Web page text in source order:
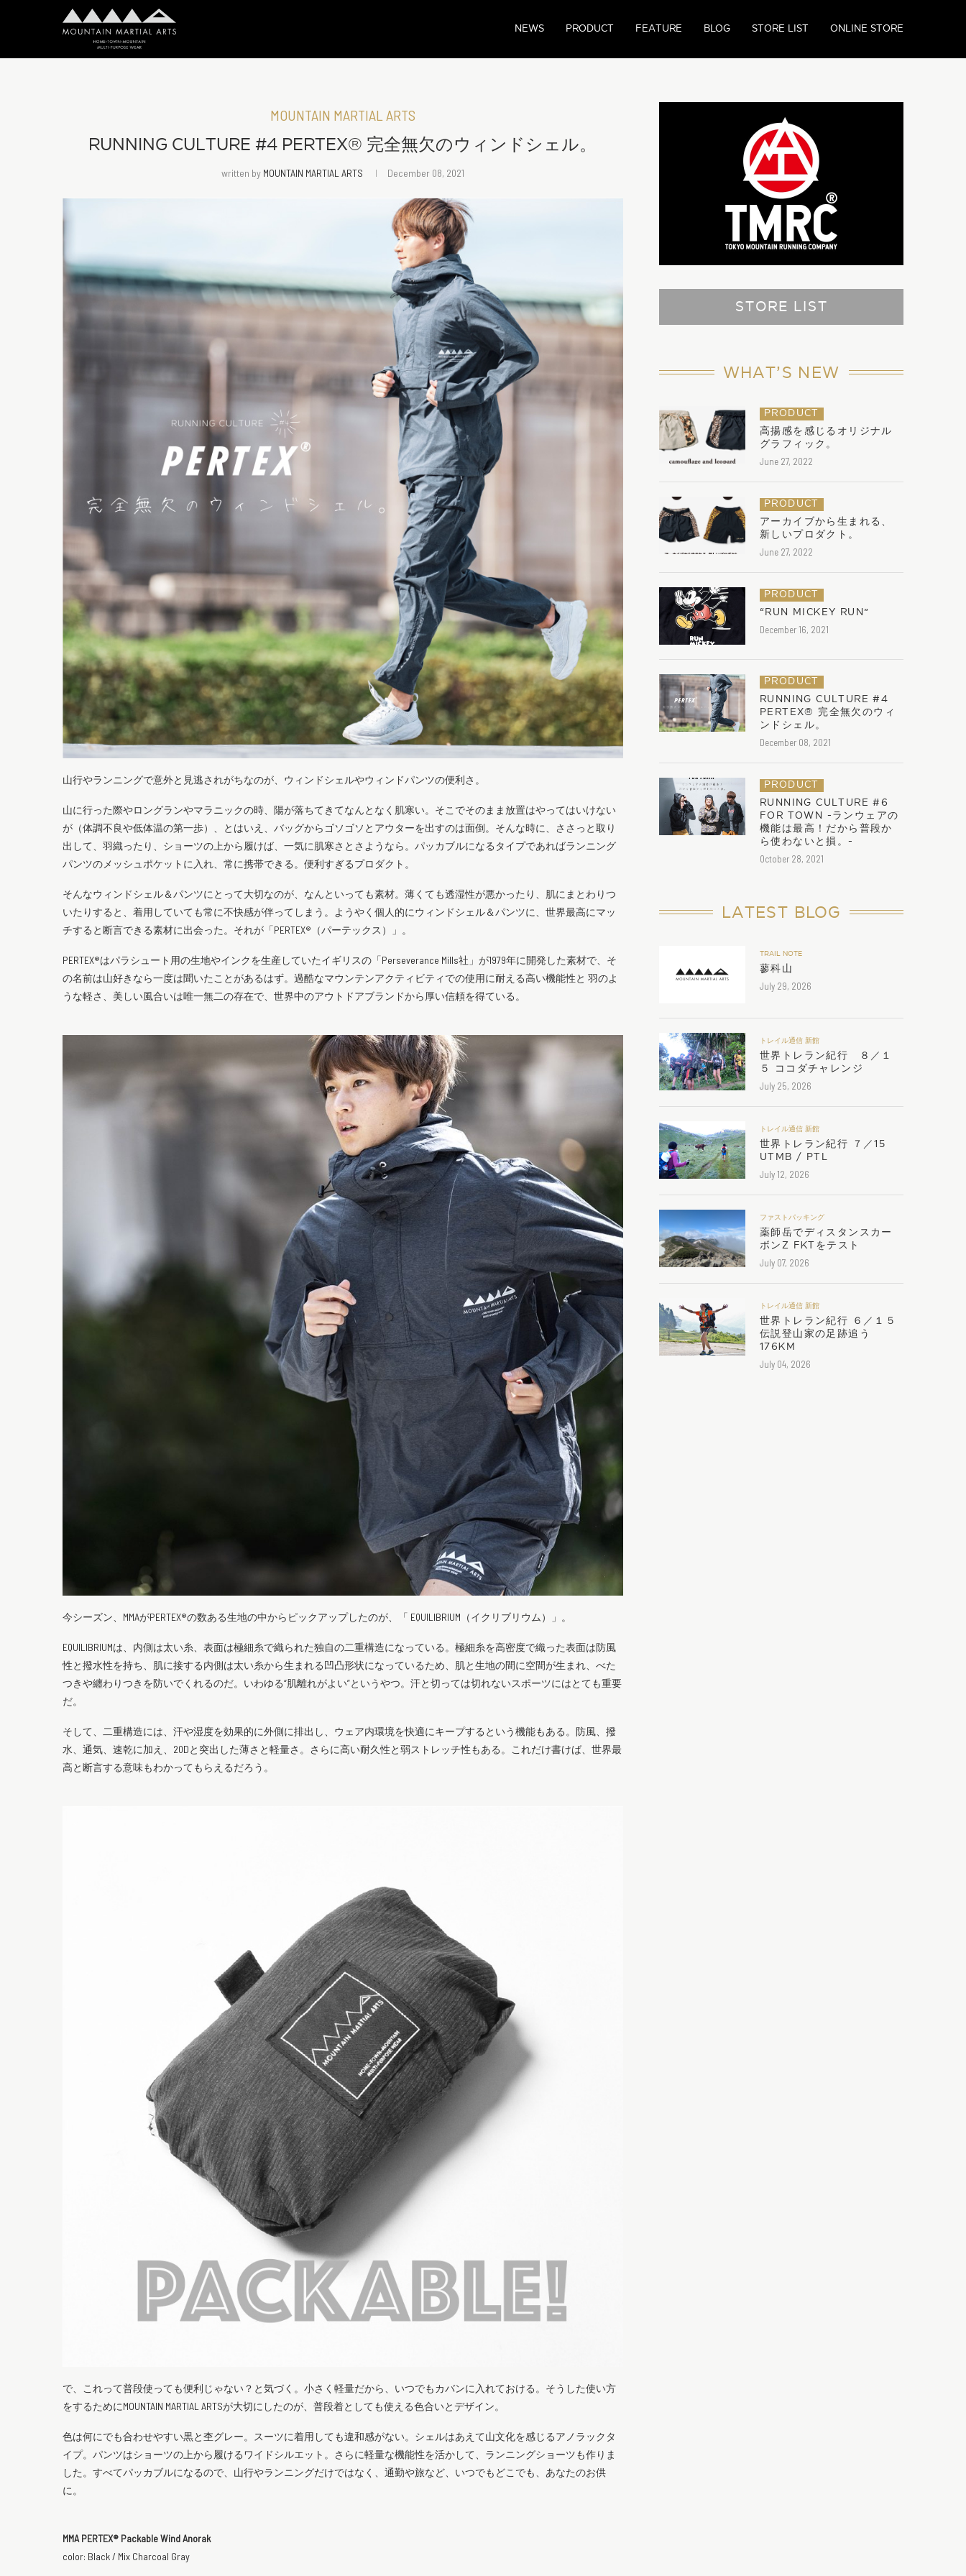
NEWS PRODUCT FEATURE BLOG STORE LIST ONLINE STORE
MOUNTAIN MARTIAL ARTS
RUNNING CULTURE #4 PERTEX®︎ 完全無欠のウィンドシェル。
written by MOUNTAIN MARTIAL ARTS December 08, 2021
山行やランニングで意外と見逃されがちなのが、ウィンドシェルやウィンドパンツの便利さ。
山に行った際やロングランやマラニックの時、陽が落ちてきてなんとなく肌寒い。そこでそのまま放置はやってはいけない
が（体調不良や低体温の第一歩）、とはいえ、バッグからゴソゴソとアウターを出すのは面倒。そんな時に、ささっと取り
出して、羽織ったり、ショーツの上から履けば、一気に肌寒さとさようなら。パッカブルになるタイプであればランニング
パンツのメッシュポケットに入れ、常に携帯できる。便利すぎるプロダクト。
そんなウィンドシェル＆パンツにとって大切なのが、なんといっても素材。薄くても透湿性が悪かったり、肌にまとわりつ
いたりすると、着用していても常に不快感が伴ってしまう。ようやく個人的にウィンドシェル＆パンツに、世界最高にマッ
チすると断言できる素材に出会った。それが「PERTEX®（パーテックス）」。
PERTEX®はパラシュート用の生地やインクを生産していたイギリスの「Perseverance Mills社」が1979年に開発した素材で、そ
の名前は山好きなら一度は聞いたことがあるはず。過酷なマウンテンアクティビティでの使用に耐える高い機能性と 羽のよ
うな軽さ、美しい風合いは唯一無二の存在で、世界中のアウトドアブランドから厚い信頼を得ている。
今シーズン、MMAがPERTEX®の数ある生地の中からピックアップしたのが、「 EQUILIBRIUM（イクリブリウム）」。
EQUILIBRIUMは、内側は太い糸、表面は極細糸で織られた独自の二重構造になっている。極細糸を高密度で織った表面は防風
性と撥水性を持ち、肌に接する内側は太い糸から生まれる凹凸形状になっているため、肌と生地の間に空間が生まれ、べた
つきや纏わりつきを防いでくれるのだ。いわゆる“肌離れがよい”というやつ。汗と切っては切れないスポーツにはとても重要
だ。
そして、二重構造には、汗や湿度を効果的に外側に排出し、ウェア内環境を快適にキープするという機能もある。防風、撥
水、通気、速乾に加え、20Dと突出した薄さと軽量さ。さらに高い耐久性と弱ストレッチ性もある。これだけ書けば、世界最
高と断言する意味もわかってもらえるだろう。
で、これって普段使っても便利じゃない？と気づく。小さく軽量だから、いつでもカバンに入れておける。そうした使い方
をするためにMOUNTAIN MARTIAL ARTSが大切にしたのが、普段着としても使える色合いとデザイン。
色は何にでも合わせやすい黒と杢グレー。スーツに着用しても違和感がない。シェルはあえて山文化を感じるアノラックタ
イプ。パンツはショーツの上から履けるワイドシルエット。さらに軽量な機能性を活かして、ランニングショーツも作りま
した。すべてパッカブルになるので、山行やランニングだけではなく、通勤や旅など、いつでもどこでも、あなたのお供
に。
MMA PERTEX®︎ Packable Wind Anorak
color: Black / Mix Charcoal Gray
STORE LIST
WHAT’S NEW
PRODUCT
高揚感を感じるオリジナル
グラフィック。
June 27, 2022
PRODUCT
アーカイブから生まれる、
新しいプロダクト。
June 27, 2022
PRODUCT
“RUN MICKEY RUN”
December 16, 2021
PRODUCT
RUNNING CULTURE #4
PERTEX®︎ 完全無欠のウィ
ンドシェル。
December 08, 2021
PRODUCT
RUNNING CULTURE #6
FOR TOWN -ランウェアの
機能は最高！だから普段か
ら使わないと損。-
October 28, 2021
LATEST BLOG
TRAIL NOTE
蓼科山
July 29, 2026
トレイル通信 新館
世界トレラン紀行 ８／１
５ ココダチャレンジ
July 25, 2026
トレイル通信 新館
世界トレラン紀行 ７／15
UTMB / PTL
July 12, 2026
ファストパッキング
薬師岳でディスタンスカー
ボンZ FKTをテスト
July 07, 2026
トレイル通信 新館
世界トレラン紀行 ６／１５
伝説登山家の足跡追う
176KM
July 04, 2026